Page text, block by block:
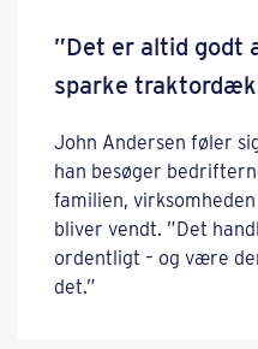
”Det er altid godt
sparke
John Andersen føler
han besøger
familien,
bliver vendt. ”Det
ordentligt – og være
det.”